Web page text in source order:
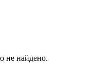
не найдено.